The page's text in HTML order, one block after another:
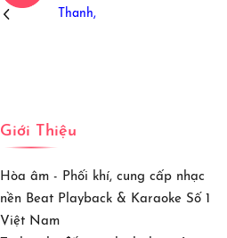
Thanh,
Giới Thiệu
Hòa âm - Phối khí, cung cấp nhạc
nền Beat Playback & Karaoke Số 1
Việt Nam